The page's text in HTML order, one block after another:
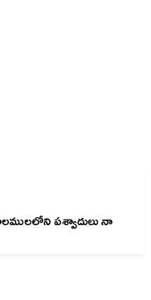
పశ్వాదులు నా